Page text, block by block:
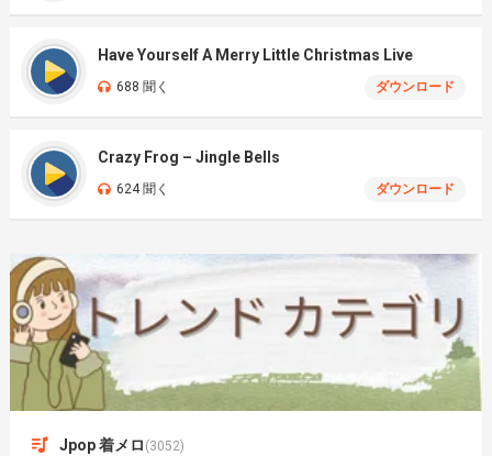
Have Yourself A Merry Little Christmas Live
688 聞く ダウンロード
Crazy Frog – Jingle Bells
624 聞く ダウンロード
Jpop 着メロ (3052)